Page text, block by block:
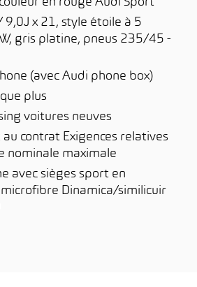
en rouge Audi Sport
9,0J x 21, style étoile à 5
gris platine, pneus 235/45 -
(avec Audi phone box)
plus
voitures neuves
contrat Exigences relatives
nominale maximale
avec sièges sport en
Dinamica/similicuir